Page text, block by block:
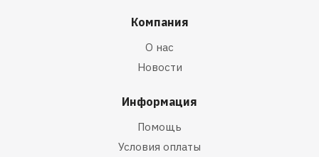
Компания
О нас
Новости
Информация
Помощь
Условия оплаты